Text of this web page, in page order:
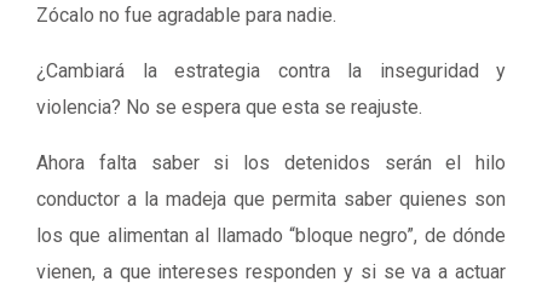
Zócalo no fue agradable para nadie.
¿Cambiará la estrategia contra la inseguridad y
violencia? No se espera que esta se reajuste.
Ahora falta saber si los detenidos serán el hilo
conductor a la madeja que permita saber quienes son
los que alimentan al llamado “bloque negro”, de dónde
vienen, a que intereses responden y si se va a actuar